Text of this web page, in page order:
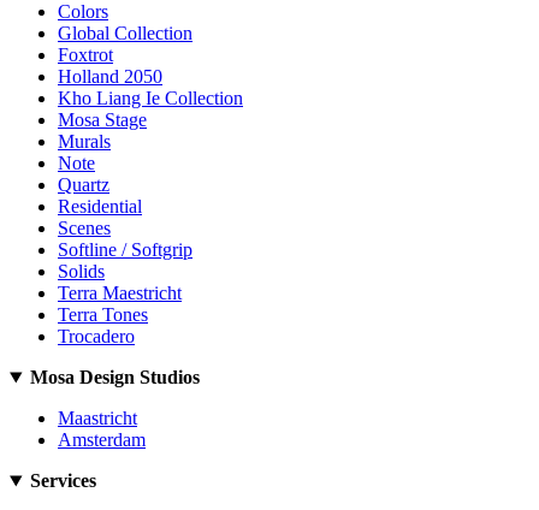
Colors
Global Collection
Foxtrot
Holland 2050
Kho Liang Ie Collection
Mosa Stage
Murals
Note
Quartz
Residential
Scenes
Softline / Softgrip
Solids
Terra Maestricht
Terra Tones
Trocadero
Mosa Design Studios
Maastricht
Amsterdam
Services